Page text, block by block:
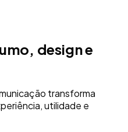
design e
transforma
utilidade e